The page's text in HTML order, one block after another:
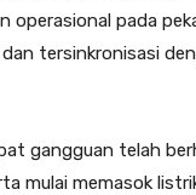
operasional pada
tersinkronisasi
gangguan telah
mulai memasok